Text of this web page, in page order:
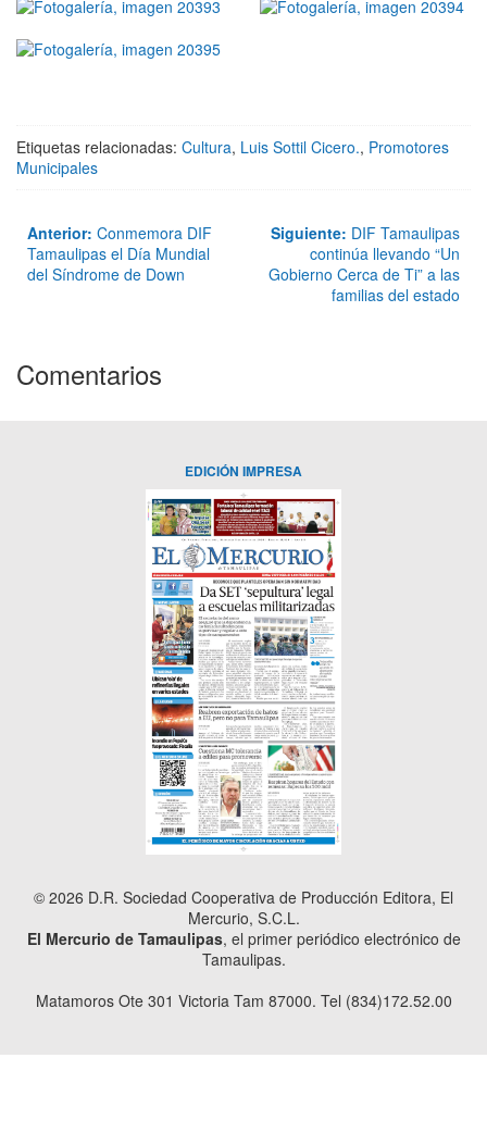
Etiquetas relacionadas: Cultura, Luis Sottil Cicero., Promotores
Municipales
Anterior: Conmemora DIF
Tamaulipas el Día Mundial
del Síndrome de Down
Siguiente: DIF Tamaulipas
continúa llevando “Un
Gobierno Cerca de Ti” a las
familias del estado
Comentarios
EDICIÓN IMPRESA
© 2026 D.R. Sociedad Cooperativa de Producción Editora, El
Mercurio, S.C.L.
El Mercurio de Tamaulipas, el primer periódico electrónico de
Tamaulipas.
Matamoros Ote 301 Victoria Tam 87000. Tel (834)172.52.00